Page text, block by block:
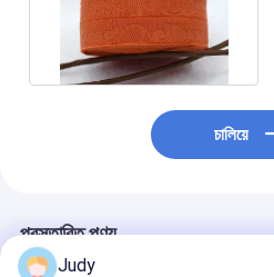
চালিয়ে
প্রস্তাবিত পণ্য
Judy